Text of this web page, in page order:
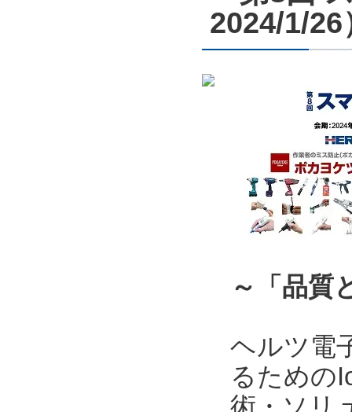
2024/1/
～「品質
ヘルツ電
るための
術・ソリ